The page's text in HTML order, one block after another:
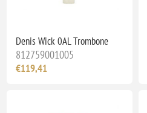
Denis Wick 0AL Trombone
812759001005
€119,41